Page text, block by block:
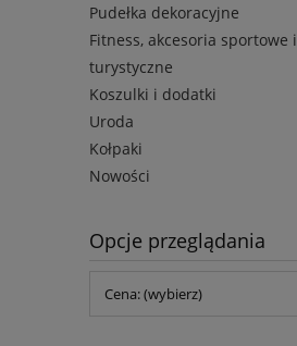
Pudełka dekoracyjne
Fitness, akcesoria sportowe i
turystyczne
Koszulki i dodatki
Uroda
Kołpaki
Nowości
Opcje przeglądania
Cena: (wybierz)